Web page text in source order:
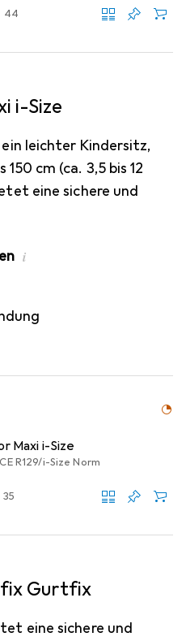
44
i-Size
leichter Kindersitz,
cm (ca. 3,5 bis 12
eine sichere und
i
Maxi i-Size
R129/i-Size Norm
35
Gurtfix
eine sichere und